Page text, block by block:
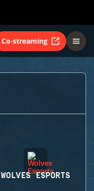
Co-streaming
WOLVES ESPORTS